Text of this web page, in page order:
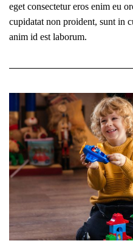
eget consectetur eros enim eu
cupidatat non proident, sunt in
anim id est laborum.